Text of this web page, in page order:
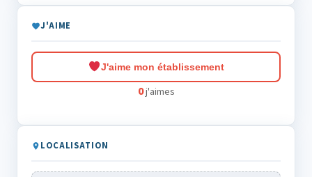
J'AIME
J'aime mon établissement
0j'aimes
LOCALISATION